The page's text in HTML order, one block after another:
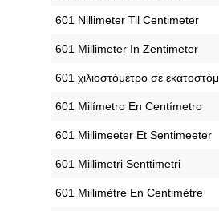
‎601 Nillimeter Til Centimeter
‎601 Millimeter In Zentimeter
‎601 χιλιοστόμετρο σε
‎601 Milímetro En Centímetro
‎601 Millimeeter Et Sentimeeter
‎601 Millimetri Senttimetri
‎601 Millimètre En Centimètre